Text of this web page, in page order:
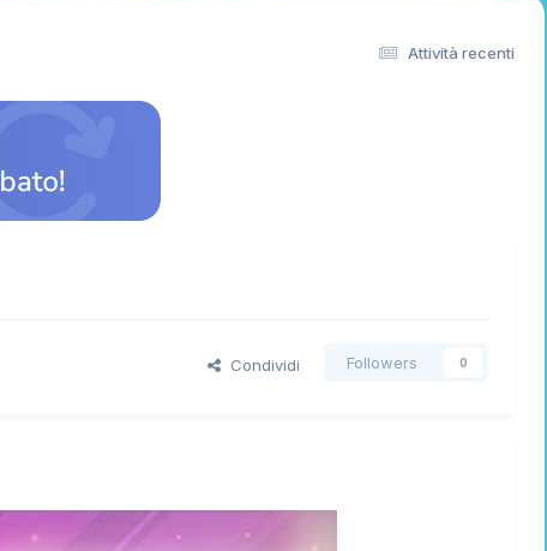
Attività recenti
Condividi Followers 0